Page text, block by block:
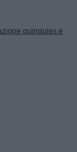
quinquies e